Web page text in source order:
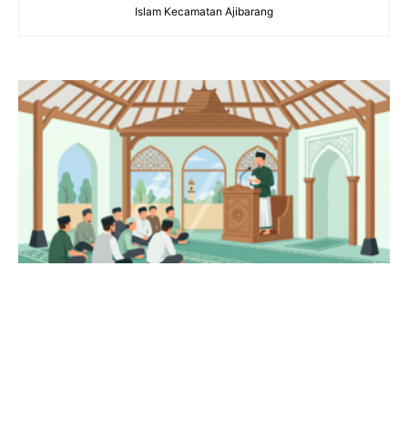
Islam Kecamatan Ajibarang